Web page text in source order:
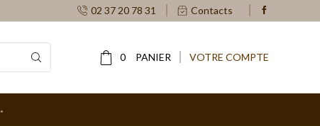
02 37 20 78 31 Contacts
0 PANIER VOTRE COMPTE